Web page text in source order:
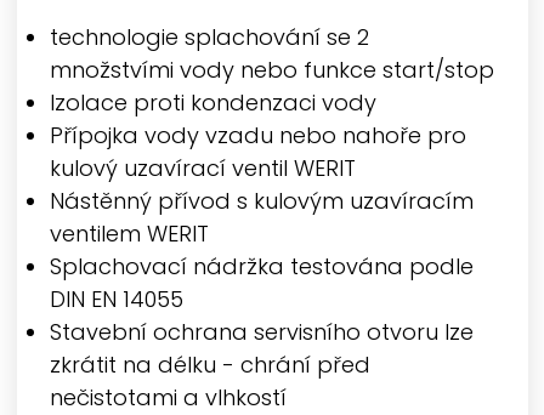
technologie splachování se 2
množstvími vody nebo funkce start/stop
Izolace proti kondenzaci vody
Přípojka vody vzadu nebo nahoře pro
kulový uzavírací ventil WERIT
Nástěnný přívod s kulovým uzavíracím
ventilem WERIT
Splachovací nádržka testována podle
DIN EN 14055
Stavební ochrana servisního otvoru lze
zkrátit na délku - chrání před
nečistotami a vlhkostí